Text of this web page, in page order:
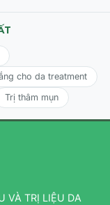
cho da treatment
Trị thâm mụn
VÀ TRỊ LIỆU DA